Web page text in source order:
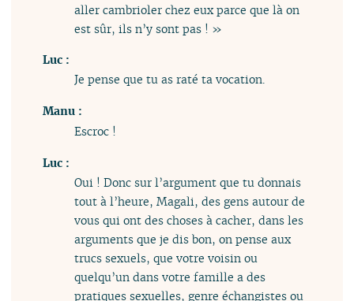
aller cambrioler chez eux parce que là on
est sûr, ils n’y sont pas ! »
Luc :
Je pense que tu as raté ta vocation.
Manu :
Escroc !
Luc :
Oui ! Donc sur l’argument que tu donnais
tout à l’heure, Magali, des gens autour de
vous qui ont des choses à cacher, dans les
arguments que je dis bon, on pense aux
trucs sexuels, que votre voisin ou
quelqu’un dans votre famille a des
pratiques sexuelles, genre échangistes ou